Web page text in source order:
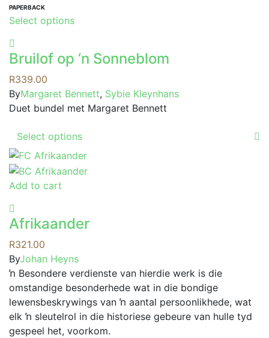
may
be
on
the
PAPERBACK
Select optionsThis
multiple
The
options
be
chosen
the
Bruilof op ‘n Sonneblom
R339.00
ByMargaret Bennett, Sybie Kleynhans
Duet bundel met Margaret Bennett
Select options
on
the
product
page
Add to cart
Afrikaander
R321.00
ByJohan Heyns
ŉ Besondere verdienste van hierdie werk is die
omstandige besonderhede wat in die bondige
lewensbeskrywings van ŉ aantal persoonlikhede, wat
elk ŉ sleutelrol in die historiese gebeure van hulle tyd
gespeel het, voorkom.